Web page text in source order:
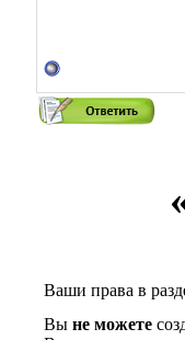
Ваши права в
Вы не можете